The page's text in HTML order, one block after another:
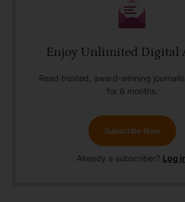
Enjoy Unlimited Digital
Read trusted, award-winning
for 6 months.
Subscribe Now
Already a subscriber? Log